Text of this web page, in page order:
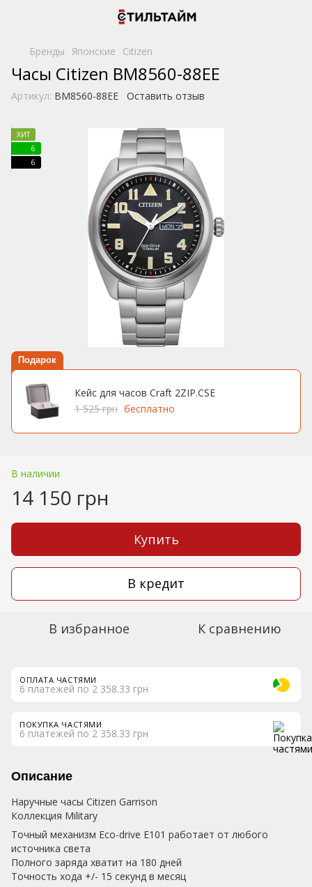
Бренды Японские Citizen
Часы Citizen BM8560-88EE
Артикул: BM8560-88EE Оставить отзыв
ХИТ
6
6
Подарок
Кейс для часов Craft 2ZIP.CSE
1 525 грн бесплатно
В наличии
14 150 грн
Купить
В кредит
В избранное К сравнению
ОПЛАТА ЧАСТЯМИ
6 платежей по 2 358.33 грн
ПОКУПКА ЧАСТЯМИ
6 платежей по 2 358.33 грн
Описание
Наручные часы Citizen Garrison
Коллекция Military
Точный механизм Eco-drive E101 работает от любого
источника света
Полного заряда хватит на 180 дней
Точность хода +/- 15 секунд в месяц